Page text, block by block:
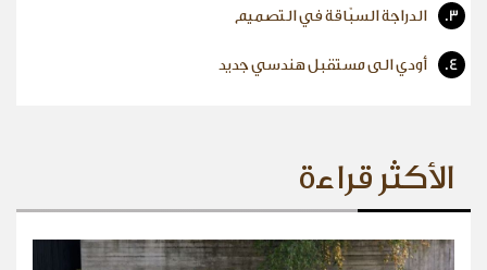
3. الدراجة السبّاقة في التصميم
4. أودي الى مستقبل هندسي جديد
الأكثر قراءة